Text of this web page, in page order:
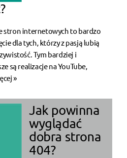
stron internetowych to bardzo
dla tych, którzy z pasją lubią
Tym bardziej i
są realizacje na YouTube,
»
Jak powinna
wyglądać
dobra strona
404?